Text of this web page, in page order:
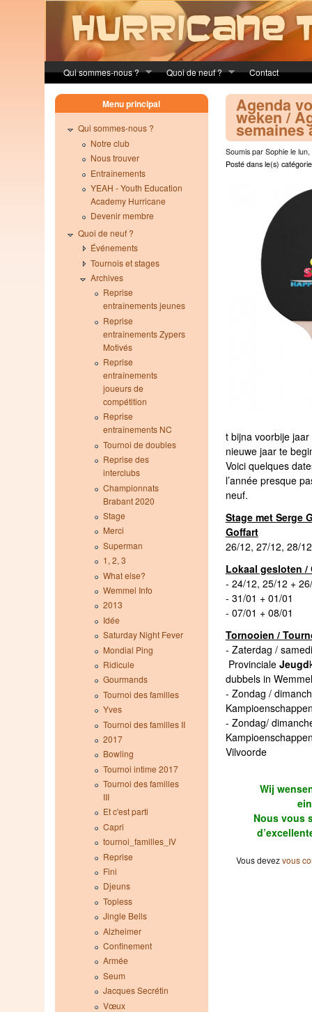
Qui sommes-nous ? Quoi de neuf ? Contact
Agenda
weken /
semaines
Soumis par Sophie le
Posté dans le(s)
t bijna voorbije
nieuwe jaar te
Voici quelques
l’année presque
neuf.
Stage met Serge
Goffart
26/12, 27/12, 28/
Lokaal gesloten /
- 24/12, 25/12 +
- 31/01 + 01/01
- 07/01 + 08/01
Tornooien /
- Zaterdag /
Provinciale Jeugd
dubbels in Wemmel
- Zondag /
- Zondag/
Vilvoorde
Wij
Nous vous
Vous devezvous
Menu principal
Qui sommes-nous ?
Notre club
Nous trouver
Entraînements
YEAH - Youth Education
Academy Hurricane
Devenir membre
Quoi de neuf ?
Événements
Tournois et stages
Archives
Reprise
entraînements jeunes
Reprise
entraînements Zypers
Motivés
Reprise
entraînements
joueurs de
compétition
Reprise
entraînements NC
Tournoi de doubles
Reprise des
interclubs
Championnats
Brabant 2020
Stage
Merci
Superman
1, 2, 3
What else?
Wemmel Info
2013
Idée
Saturday Night Fever
Mondial Ping
Ridicule
Gourmands
Tournoi des familles
Yves
Tournoi des familles II
2017
Bowling
Tournoi intime 2017
Tournoi des familles
III
Et c'est parti
Capri
tournoi_familles_IV
Reprise
Fini
Djeuns
Topless
Jingle Bells
Alzheimer
Confinement
Armée
Seum
Jacques Secrétin
Vœux